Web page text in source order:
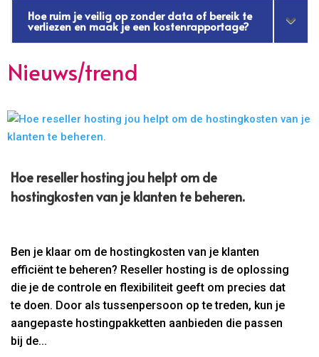
Hoe ruim je veilig op zonder data of bereik te
verliezen en maak je een kostenrapportage?
Nieuws/trend
Hoe reseller hosting jou helpt om de
hostingkosten van je klanten te beheren.​
Ben je klaar om de hostingkosten van je klanten
efficiënt te beheren? Reseller hosting is de oplossing
die je de controle en flexibiliteit geeft om precies dat
te doen. Door als tussenpersoon op te treden, kun je
aangepaste hostingpakketten aanbieden die passen
bij de...